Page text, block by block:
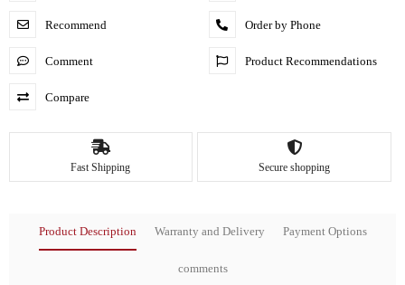
Recommend
Comment
Compare
Order by Phone
Product Recommendations
Fast Shipping Secure shopping
Product Description Warranty and Delivery Payment Options
comments